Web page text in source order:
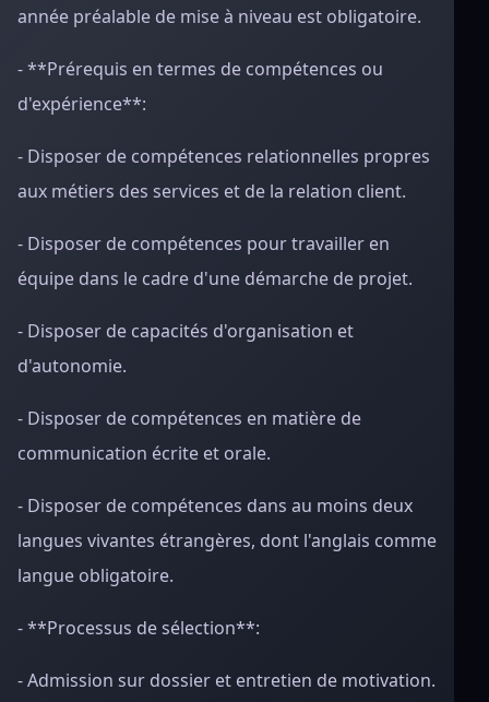
année préalable de mise à niveau est obligatoire.
- **Prérequis en termes de compétences ou
d'expérience**:
- Disposer de compétences relationnelles propres
aux métiers des services et de la relation client.
- Disposer de compétences pour travailler en
équipe dans le cadre d'une démarche de projet.
- Disposer de capacités d'organisation et
d'autonomie.
- Disposer de compétences en matière de
communication écrite et orale.
- Disposer de compétences dans au moins deux
langues vivantes étrangères, dont l'anglais comme
langue obligatoire.
- **Processus de sélection**:
- Admission sur dossier et entretien de motivation.